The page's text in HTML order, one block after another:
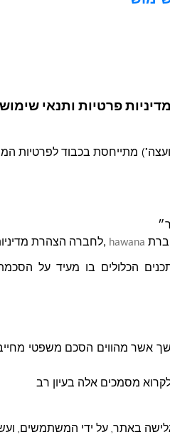
26-2025 עבור רכישת ואספקת ציוד
פרטיות ותנאי
מתייחסת בכבוד לפרטיות
hawana ,לחברה הצהרת
הכלולים בו מעיד על
אשר מהווים הסכם משפטי
מסמכים אלה בעיון רב
באתר, על ידי המשתמשים,